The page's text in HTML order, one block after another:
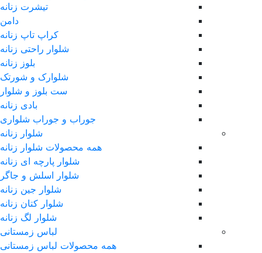
تیشرت زنانه
دامن
کراپ تاپ زنانه
شلوار راحتی زنانه
بلوز زنانه
شلوارک و شورتک
ست بلوز و شلوار
بادی زنانه
جوراب و جوراب شلواری
شلوار زنانه
همه محصولات شلوار زنانه
شلوار پارچه ای زنانه
شلوار اسلش و جاگر
شلوار جین زنانه
شلوار کتان زنانه
شلوار لگ زنانه
لباس زمستانی
همه محصولات لباس زمستانی